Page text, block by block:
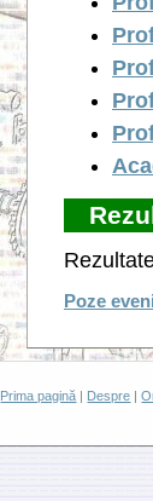
Poze
Prima pagină | Despre |